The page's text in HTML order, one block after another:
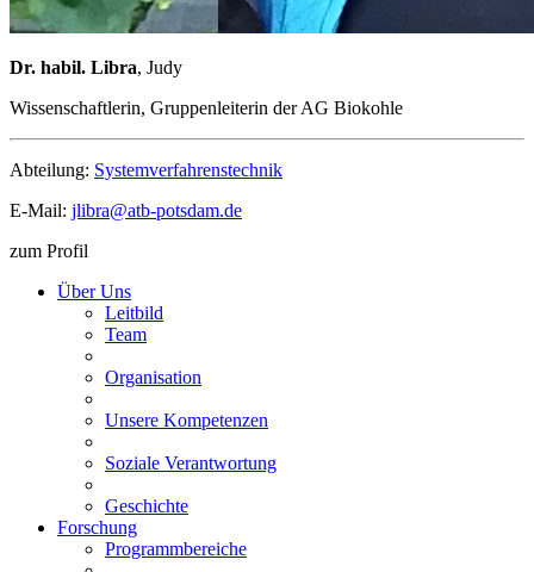
Dr. habil. Libra, Judy
Wissenschaftlerin, Gruppenleiterin der AG Biokohle
Abteilung: Systemverfahrenstechnik
E-Mail: jlibra@atb-potsdam.de
zum Profil
Über Uns
Leitbild
Team
Organisation
Unsere Kompetenzen
Soziale Verantwortung
Geschichte
Forschung
Programmbereiche